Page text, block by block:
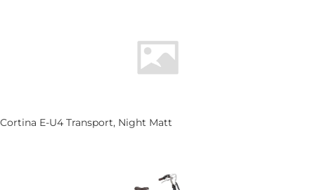
Cortina E-U4 Transport, Night Matt